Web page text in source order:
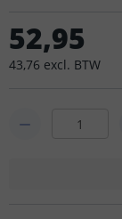
52,95
43,76 excl. BTW